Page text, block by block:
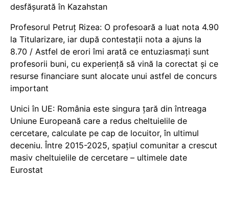
desfășurată în Kazahstan
Profesorul Petruț Rizea: O profesoară a luat nota 4.90
la Titularizare, iar după contestații nota a ajuns la
8.70 / Astfel de erori îmi arată ce entuziasmați sunt
profesorii buni, cu experiență să vină la corectat și ce
resurse financiare sunt alocate unui astfel de concurs
important
Unici în UE: România este singura țară din întreaga
Uniune Europeană care a redus cheltuielile de
cercetare, calculate pe cap de locuitor, în ultimul
deceniu. Între 2015-2025, spațiul comunitar a crescut
masiv cheltuielile de cercetare – ultimele date
Eurostat